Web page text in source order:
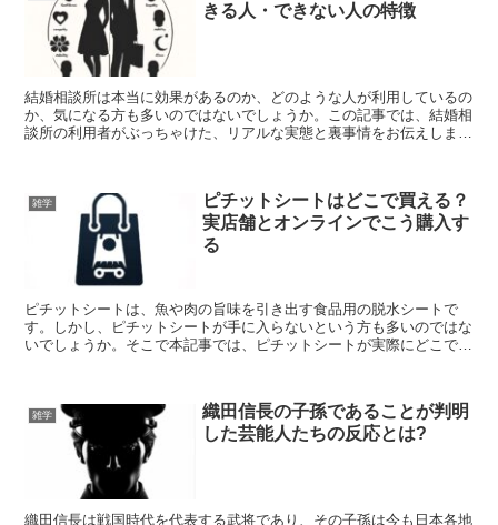
きる人・できない人の特徴
結婚相談所は本当に効果があるのか、どのような人が利用しているの
か、気になる方も多いのではないでしょうか。この記事では、結婚相
談所の利用者がぶっちゃけた、リアルな実態と裏事情をお伝えしま
雑学
ピチットシートはどこで買える？
実店舗とオンラインでこう購入す
る
ピチットシートは、魚や肉の旨味を引き出す食品用の脱水シートで
す。しかし、ピチットシートが手に入らないという方も多いのではな
いでしょうか。そこで本記事では、ピチットシートが実際にどこで購
雑学
織田信長の子孫であることが判明
した芸能人たちの反応とは?
織田信長は戦国時代を代表する武将であり、その子孫は今も日本各地